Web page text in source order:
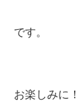
です。
お楽しみに！